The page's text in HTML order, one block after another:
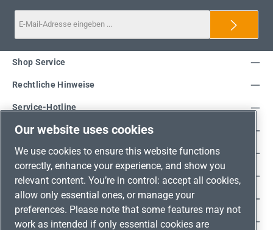
Service-Hotline
Shop Service
Rechtliche Hinweise
Unsere Vorteile
Versandarten
Zahlungsarten
Adresse
Umweltschutz & Partnerschaft
Our website uses cookies
We use cookies to ensure this website functions
correctly, enhance your experience, and show you
relevant content. You’re in control: accept all cookies,
allow only essential ones, or manage your
preferences. Please note that some features may not
work as intended if only essential cookies are